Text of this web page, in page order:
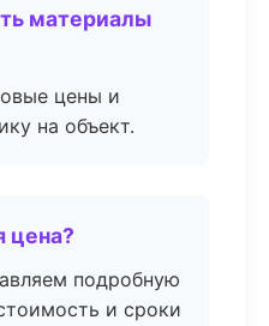
материалы
цены и
на объект.
цена?
подробную
и сроки